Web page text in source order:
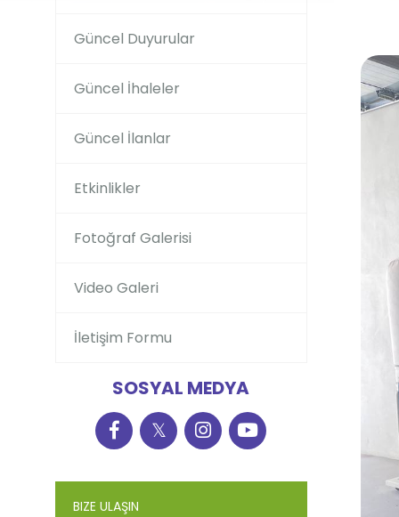
Güncel Duyurular
Güncel İhaleler
Güncel İlanlar
Etkinlikler
Fotoğraf Galerisi
Video Galeri
İletişim Formu
SOSYAL MEDYA
𝕏
BIZE ULAŞIN